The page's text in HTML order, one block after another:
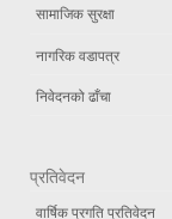
सामाजिक सुरक्षा
नागरिक वडापत्र
निवेदनको ढाँचा
प्रतिवेदन
वार्षिक प्रगति प्रतिवेदन